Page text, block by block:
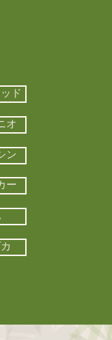
ド
オ
ン
ー